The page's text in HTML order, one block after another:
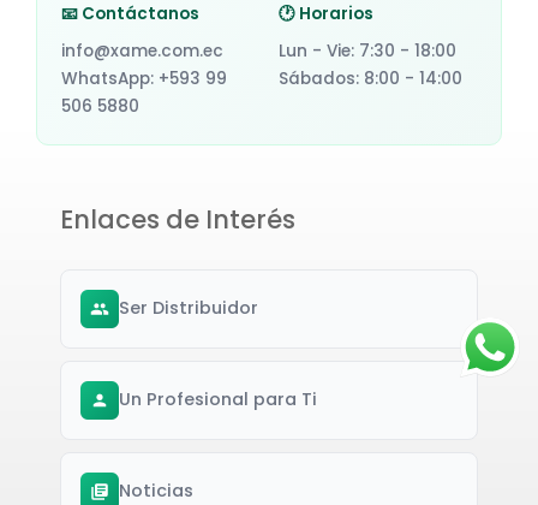
📧 Contáctanos
info@xame.com.ec
WhatsApp: +593 99
506 5880
🕐 Horarios
Lun - Vie: 7:30 - 18:00
Sábados: 8:00 - 14:00
Enlaces de Interés
Ser Distribuidor
Un Profesional para Ti
Noticias